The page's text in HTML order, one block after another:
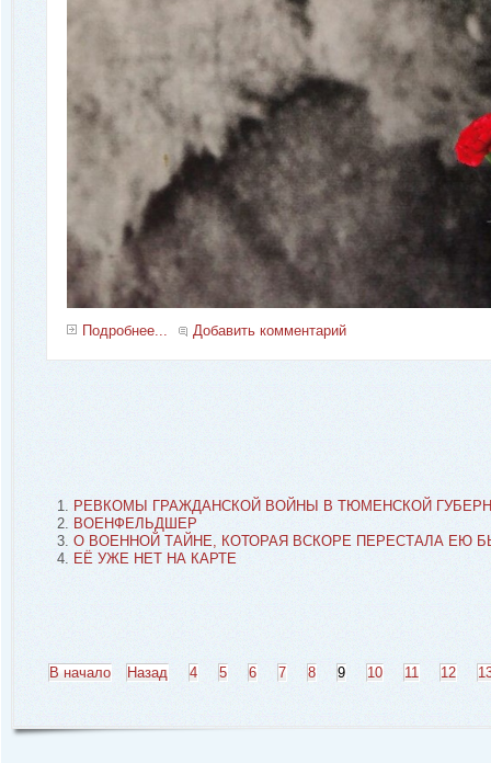
Подробнее... Добавить комментарий
РЕВКОМЫ ГРАЖДАНСКОЙ ВОЙНЫ В ТЮМЕНСКОЙ
ВОЕНФЕЛЬДШЕР
О ВОЕННОЙ ТАЙНЕ, КОТОРАЯ ВСКОРЕ ПЕРЕСТАЛА ЕЮ
ЕЁ УЖЕ НЕТ НА КАРТЕ
В начало Назад 4 5 6 7 8 9 10 11 12